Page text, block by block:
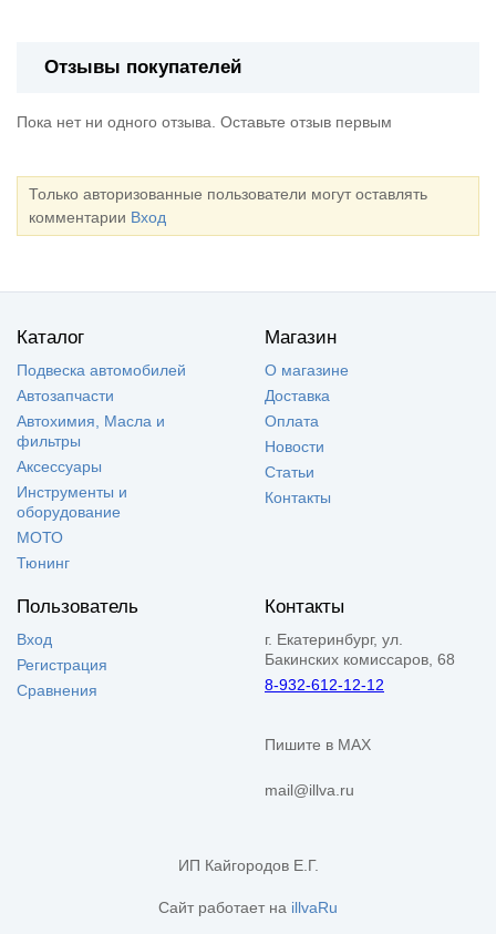
Отзывы покупателей
Пока нет ни одного отзыва. Оставьте отзыв первым
Только авторизованные пользователи могут оставлять
комментарии Вход
Каталог
Подвеска автомобилей
Автозапчасти
Автохимия, Масла и
фильтры
Аксессуары
Инструменты и
оборудование
МОТО
Тюнинг
Магазин
О магазине
Доставка
Оплата
Новости
Статьи
Контакты
Пользователь
Вход
Регистрация
Сравнения
Контакты
г. Екатеринбург, ул.
Бакинских комиссаров, 68
8-932-612-12-12
Пишите в MAX
mail@illva.ru
ИП Кайгородов Е.Г.
Сайт работает на illvaRu